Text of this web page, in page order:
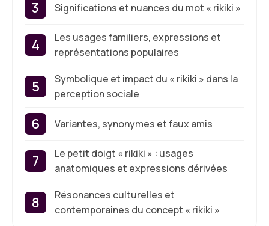
Significations et nuances du mot « rikiki »
Les usages familiers, expressions et
représentations populaires
Symbolique et impact du « rikiki » dans la
perception sociale
Variantes, synonymes et faux amis
Le petit doigt « rikiki » : usages
anatomiques et expressions dérivées
Résonances culturelles et
contemporaines du concept « rikiki »